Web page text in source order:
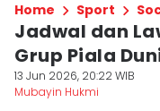
Home Sport
Jadwal dan
Grup Piala
13 Jun 2026, 20:22 WIB
Mubayin Hukmi